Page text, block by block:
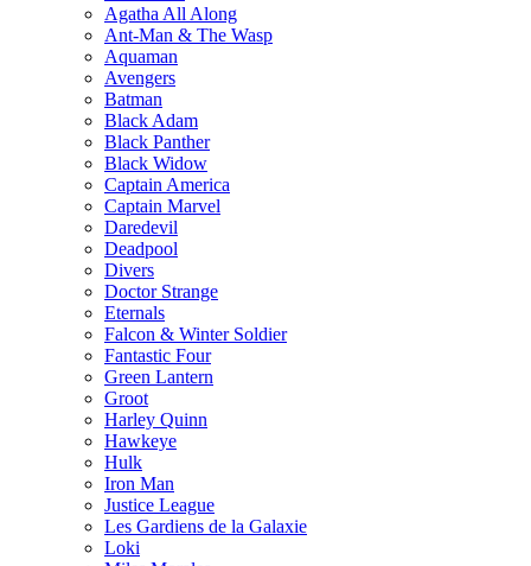
Agatha All Along
Ant-Man & The Wasp
Aquaman
Avengers
Batman
Black Adam
Black Panther
Black Widow
Captain America
Captain Marvel
Daredevil
Deadpool
Divers
Doctor Strange
Eternals
Falcon & Winter Soldier
Fantastic Four
Green Lantern
Groot
Harley Quinn
Hawkeye
Hulk
Iron Man
Justice League
Les Gardiens de la Galaxie
Loki